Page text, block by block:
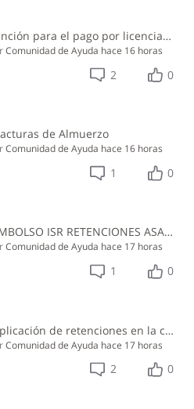
Impuesto de retención para el pago por licencia de software y soporte de software ?
Comunidad de Ayuda hace 16 horas
2 0
de Almuerzo
Comunidad de Ayuda hace 16 horas
1 0
INFO SOBRE REEMBOLSO ISR RETENCIONES ASALARIADOS
Comunidad de Ayuda hace 17 horas
1 0
Consulta sobre aplicación de retenciones en la compra de alimentos a persona física
Comunidad de Ayuda hace 17 horas
2 0